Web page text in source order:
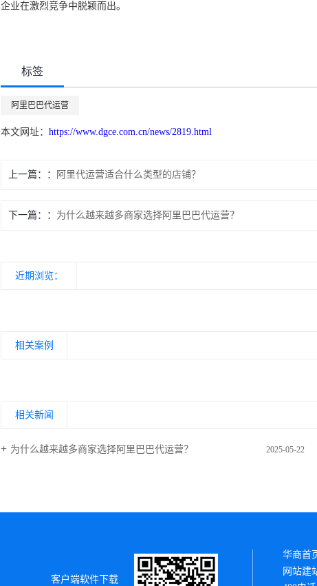
企业在激烈竞争中脱颖而出。
标签
阿里巴巴代运营
本文网址： https://www.dgce.com.cn/news/2819.html
上一篇： 阿里代运营适合什么类型的店铺？
下一篇： 为什么越来越多商家选择阿里巴巴代运营？
近期浏览：
相关案例
相关新闻
为什么越来越多商家选择阿里巴巴代运营？ 2025-05-22
客户端软件下载
华商首
网站建